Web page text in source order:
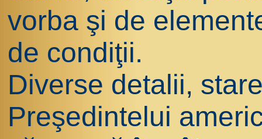
vorba şi de
de condiţii.
Diverse detalii,
Preşedintelui